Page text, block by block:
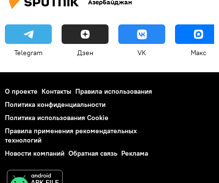
Азербайджан
Telegram Дзен VK Макс
О проекте Контакты Правила использования
Политика конфиденциальности
Политика использования Cookie
Правила применения рекомендательных
технологий
Новости компаний Обратная связь Реклама